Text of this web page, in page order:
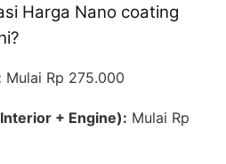
Harga Nano coating
Mulai Rp 275.000
+ Engine): Mulai Rp